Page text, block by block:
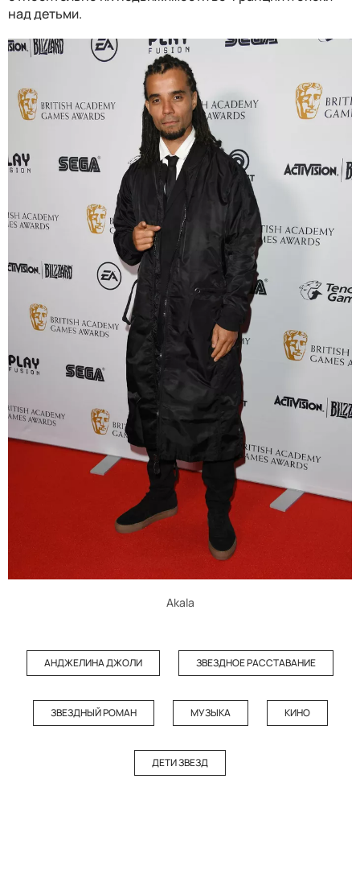
над детьми.
Akala
АНДЖЕЛИНА ДЖОЛИ ЗВЕЗДНОЕ РАССТАВАНИЕ
ЗВЕЗДНЫЙ РОМАН МУЗЫКА КИНО
ДЕТИ ЗВЕЗД